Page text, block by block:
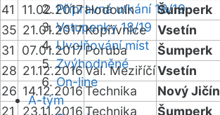
Přípravná utkání 18/19
Vstupenky 18/19
Uvolňování míst
Zvýhodněné
On-line
A-tým
41
11.02.2017Hodonín Šumperk
35 21.01.2017Kopřivnice Vsetín
31
07.01.2017 Poruba Šumperk
28 21.12.2016Val. MeziříčíVsetín
26 14.12.2016Technika Nový Jičín
21
23.11.2016Technika Šumperk